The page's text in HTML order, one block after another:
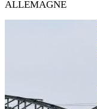
ALLEMAGNE